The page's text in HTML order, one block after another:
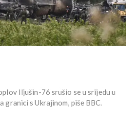
Iljušin-76 srušio se u srijedu u
granici s Ukrajinom, piše BBC.